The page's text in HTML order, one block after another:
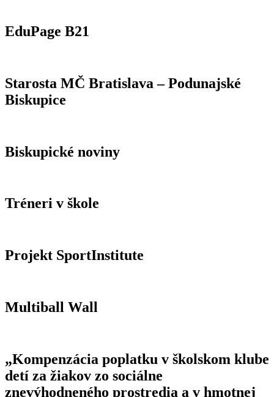
EduPage B21
Starosta MČ Bratislava – Podunajské
Biskupice
Biskupické noviny
Tréneri v škole
Projekt SportInstitute
Multiball Wall
„Kompenzácia poplatku v školskom klube
detí za žiakov zo sociálne
znevýhodneného prostredia a v hmotnej